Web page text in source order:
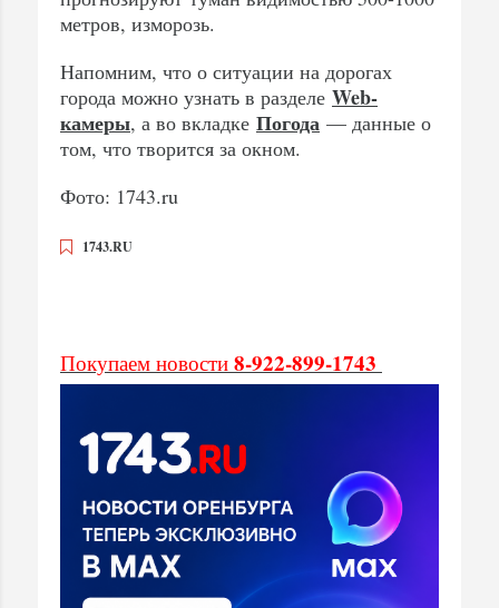
метров, изморозь.
Напомним, что о ситуации на дорогах
города можно узнать в разделе Web-
камеры, а во вкладке Погода — данные о
том, что творится за окном.
Фото: 1743.ru
1743.RU
Покупаем новости 8-922-899-1743